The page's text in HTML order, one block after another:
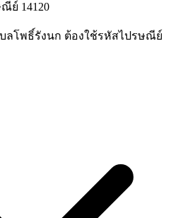
ย์ 14120
ลโพธิ์รังนก ต้องใช้รหัสไปรษณีย์